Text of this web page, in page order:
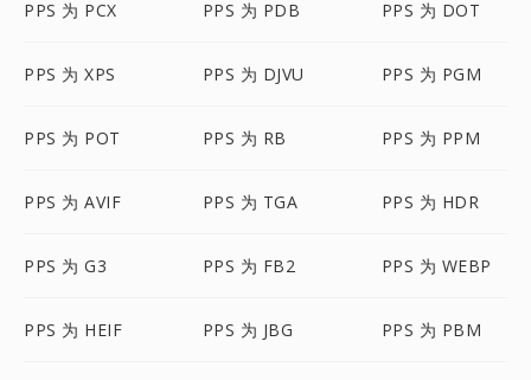
PPS 为 PCX PPS 为 PDB PPS 为 DOT
PPS 为 XPS PPS 为 DJVU PPS 为 PGM
PPS 为 POT PPS 为 RB PPS 为 PPM
PPS 为 AVIF PPS 为 TGA PPS 为 HDR
PPS 为 G3 PPS 为 FB2 PPS 为 WEBP
PPS 为 HEIF PPS 为 JBG PPS 为 PBM